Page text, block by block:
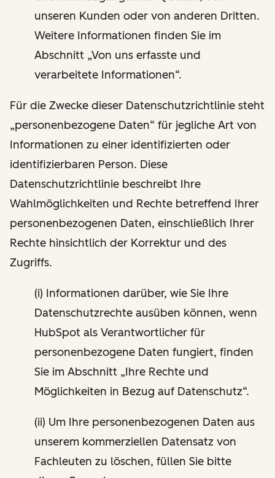
unseren Kunden oder von anderen Dritten.
Weitere Informationen finden Sie im
Abschnitt „Von uns erfasste und
verarbeitete Informationen“.
Für die Zwecke dieser Datenschutzrichtlinie steht
„personenbezogene Daten“ für jegliche Art von
Informationen zu einer identifizierten oder
identifizierbaren Person. Diese
Datenschutzrichtlinie beschreibt Ihre
Wahlmöglichkeiten und Rechte betreffend Ihrer
personenbezogenen Daten, einschließlich Ihrer
Rechte hinsichtlich der Korrektur und des
Zugriffs.
(i) Informationen darüber, wie Sie Ihre
Datenschutzrechte ausüben können, wenn
HubSpot als Verantwortlicher für
personenbezogene Daten fungiert, finden
Sie im Abschnitt „Ihre Rechte und
Möglichkeiten in Bezug auf Datenschutz“.
(ii) Um Ihre personenbezogenen Daten aus
unserem kommerziellen Datensatz von
Fachleuten zu löschen, füllen Sie bitte